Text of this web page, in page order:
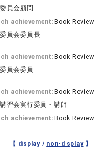
員会顧問
achievement:Book Review
員会委員長
achievement:Book Review
員会委員
achievement:Book Review
習会実行委員・講師
achievement:Book Review
【 display / non-display】